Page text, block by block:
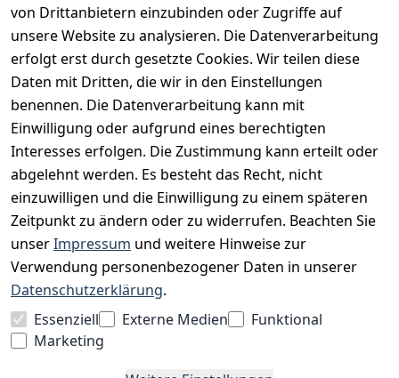
von Drittanbietern einzubinden oder Zugriffe auf
unsere Website zu analysieren. Die Datenverarbeitung
erfolgt erst durch gesetzte Cookies. Wir teilen diese
Daten mit Dritten, die wir in den Einstellungen
benennen. Die Datenverarbeitung kann mit
Einwilligung oder aufgrund eines berechtigten
Interesses erfolgen. Die Zustimmung kann erteilt oder
abgelehnt werden. Es besteht das Recht, nicht
einzuwilligen und die Einwilligung zu einem späteren
Zeitpunkt zu ändern oder zu widerrufen. Beachten Sie
unserImpressum und weitere Hinweise zur
Verwendung personenbezogener Daten in unserer
Datenschutzerklärung.
Essenziell
Externe Medien
Funktional
Marketing
Widerrufsrecht
Datenschutz
Unser Unternehmen
Charity & Wohltätigkeit
BESUCHE UNS
BEQUEM BEZAHLEN MIT